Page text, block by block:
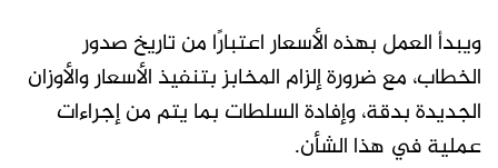
ويبدأ العمل بهذه الأسعار اعتبارًا من تاريخ صدور
الخطاب، مع ضرورة إلزام المخابز بتنفيذ الأسعار والأوزان
الجديدة بدقة، وإفادة السلطات بما يتم من إجراءات
عملية في هذا الشأن.